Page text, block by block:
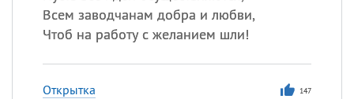
Всем заводчанам добра и любви,
Чтоб на работу с желанием шли!
Открытка 147